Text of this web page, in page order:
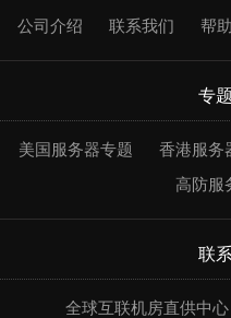
公司介绍 联系我们 帮
专
美国服务器专题 香港服务
高防服
联
全球互联机房直供中心